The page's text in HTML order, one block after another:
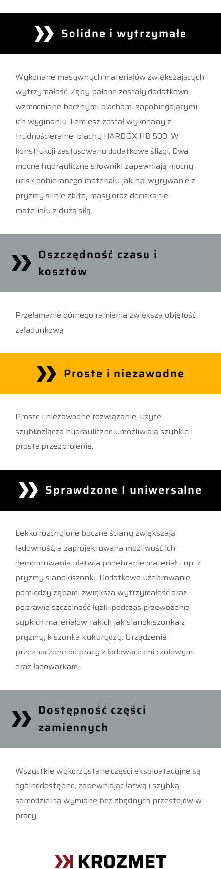
Wykonane masywnych materiałów zwiększających
wytrzymałość. Zęby palone zostały dodatkowo
wzmocnione bocznymi blachami zapobiegającymi
ich wyginaniu. Lemiesz został wykonany z
trudnościeralnej blachy HARDOX HB 500. W
konstrukcji zastosowano dodatkowe ślizgi. Dwa
mocne hydrauliczne siłowniki zapewniają mocny
ucisk pobieranego materiału jak np. wyrywanie z
pryzmy silnie zbitej masy oraz dociskanie
materiału z dużą siłą.
Solidne i wytrzymałe
Oszczędność czasu i
kosztów
Przełamanie górnego ramienia zwiększa objętość
załadunkową
Proste i niezawodne rozwiązanie, użyte
szybkozłącza hydrauliczne umożliwiają szybkie i
proste przezbrojenie.
Proste i niezawodne
Sprawdzone I uniwersalne
Lekko rozchylone boczne ściany zwiększają
ładowność, a zaprojektowana możliwość ich
demontowania ułatwia podebranie materiału np. z
pryzmy sianokiszonki. Dodatkowe użebrowanie
pomiędzy zębami zwiększa wytrzymałość oraz
poprawia szczelność łyżki podczas przewożenia
sypkich materiałów takich jak sianokiszonka z
pryzmy, kiszonka kukurydzy. Urządzenie
przeznaczone do pracy z ładowaczami czołowymi
oraz ładowarkami.
Wszystkie wykorzystane części eksploatacyjne są
ogólnodostępne, zapewniając łatwą i szybką
samodzielną wymianę bez zbędnych przestojów w
pracy.
Dostępność części
zamiennych